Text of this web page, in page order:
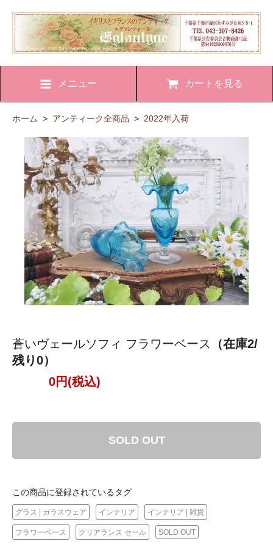
メニュー カートを見る
ホーム > アンティーク全商品 > 2022年入荷
蒼いヴェールソフィ フラワーベース
（在庫2/
残り0）
0円(税込)
SOLD OUT
この商品に登録されているタグ
グラス | ガラスウェア インテリア インテリア | 雑貨
フラワーベース クリアランス セール SOLD OUT